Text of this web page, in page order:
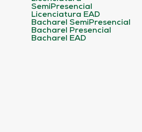
SemiPresencial
Licenciatura EAD
Bacharel SemiPresencial
Bacharel Presencial
Bacharel EAD